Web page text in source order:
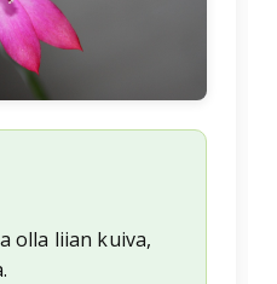
olla liian kuiva,